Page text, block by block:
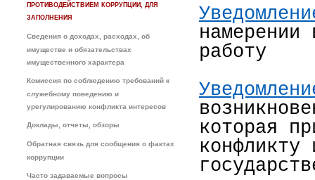
ПРОТИВОДЕЙСТВИЕМ КОРРУПЦИИ, ДЛЯ
ЗАПОЛНЕНИЯ
Сведения о доходах, расходах, об
имуществе и обязательствах
имущественного характера
Комиссия по соблюдению требований к
служебному поведению и
урегулированию конфликта интересов
Доклады, отчеты, обзоры
Обратная связь для сообщения о фактах
коррупции
Часто задаваемые вопросы
намерении
работу
которая
конфликту